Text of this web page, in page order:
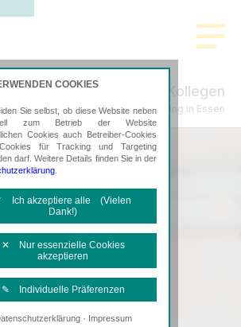
Thanscheidt & Kollegen
Steuerberatung in Essen
COOKIES
Sie selbst, ob diese Website neben
zum Betrieb der Website
Cookies auch Betreiber-Cookies
für Tracking und Targeting
darf. Weitere Details finden Sie in der
Ich akzeptiere alle (Vielen
Dank!)
✕ Nur essenzielle Cookies
akzeptieren
✎ Individuelle Präferenzen
Notwendige Cookies
· Impressum